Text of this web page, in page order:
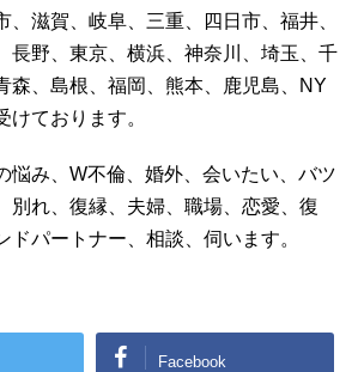
、滋賀、岐阜、三重、四日市、福井、
長野、東京、横浜、神奈川、埼玉、千
森、島根、福岡、熊本、鹿児島、NY
けております。
悩み、W不倫、婚外、会いたい、バツ
別れ、復縁、夫婦、職場、恋愛、復
ドパートナー、相談、伺います。
Facebook